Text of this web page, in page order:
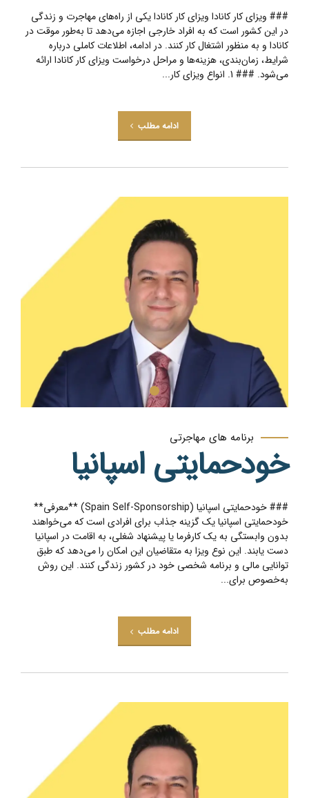
### ویزای کار کانادا ویزای کار کانادا یکی از راه‌های مهاجرت و زندگی
در این کشور است که به افراد خارجی اجازه می‌دهد تا به‌طور موقت در
کانادا و به منظور اشتغال کار کنند. در ادامه، اطلاعات کاملی درباره
شرایط، زمان‌بندی، هزینه‌ها و مراحل درخواست ویزای کار کانادا ارائه
می‌شود. ### 1. انواع ویزای کار...
ادامه مطلب
برنامه های مهاجرتی
خودحمایتی اسپانیا
### خودحمایتی اسپانیا (Spain Self-Sponsorship) **معرفی**
خودحمایتی اسپانیا یک گزینه جذاب برای افرادی است که می‌خواهند
بدون وابستگی به یک کارفرما یا پیشنهاد شغلی، به اقامت در اسپانیا
دست یابند. این نوع ویزا به متقاضیان این امکان را می‌دهد که طبق
توانایی مالی و برنامه شخصی خود در کشور زندگی کنند. این روش
به‌خصوص برای...
ادامه مطلب